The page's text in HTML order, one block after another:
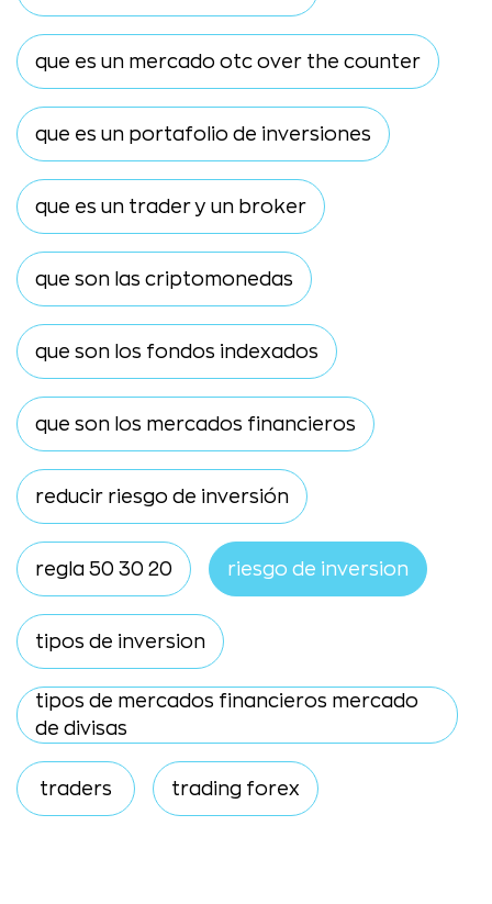
que es un mercado otc over the counter
que es un portafolio de inversiones
que es un trader y un broker
que son las criptomonedas
que son los fondos indexados
que son los mercados financieros
reducir riesgo de inversión
regla 50 30 20 riesgo de inversion
tipos de inversion
tipos de mercados financieros mercado
de divisas
traders trading forex